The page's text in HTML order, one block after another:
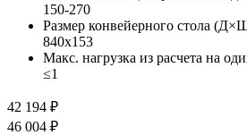
150-270
Размер конвейерного стола
840х153
Макс. нагрузка из расчета на
≤1
42 194 ₽
46 004 ₽